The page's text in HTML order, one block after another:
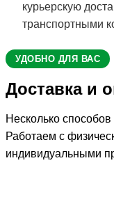
курьерскую
транспортными
УДОБНО ДЛЯ ВАС
Доставка и
Несколько способов
Работаем с
индивидуальными